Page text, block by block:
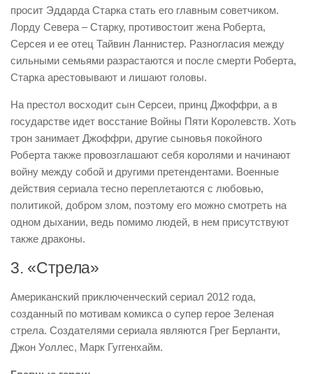
просит Эддарда Старка стать его главным советчиком.
Лорду Севера – Старку, противостоит жена Роберта,
Серсея и ее отец Тайвин Ланнистер. Разногласия между
сильными семьями разрастаются и после смерти Роберта,
Старка арестовывают и лишают головы.
На престол восходит сын Серсеи, принц Джоффри, а в
государстве идет восстание Войны Пяти Королевств. Хоть
трон занимает Джоффри, другие сыновья покойного
Роберта также провозглашают себя королями и начинают
войну между собой и другими претендентами. Военные
действия сериала тесно переплетаются с любовью,
политикой, добром злом, поэтому его можно смотреть на
одном дыхании, ведь помимо людей, в нем присутствуют
также драконы.
3. «Стрела»
Американский приключенческий сериал 2012 года,
созданный по мотивам комикса о супер герое Зеленая
стрела. Создателями сериала являются Грег Берланти,
Джон Уоллес, Марк Гуггенхайм.